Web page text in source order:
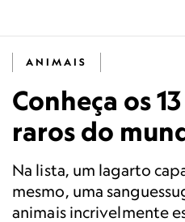
ANIMAIS
Conheça os
raros do
Na lista, um lagarto
mesmo, uma
animais incrivelmente